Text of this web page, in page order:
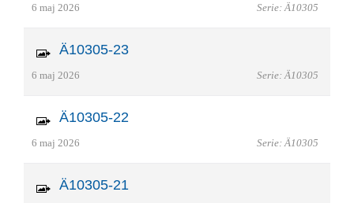
6 maj 2026 Serie: Ä10305
Ä10305-23
6 maj 2026 Serie: Ä10305
Ä10305-22
6 maj 2026 Serie: Ä10305
Ä10305-21